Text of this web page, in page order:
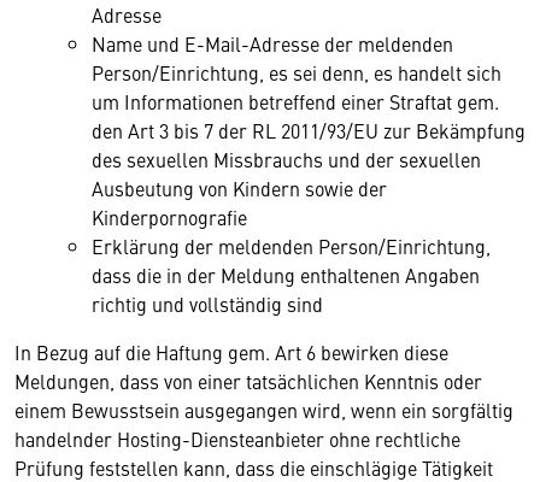
Adresse
Name und E-Mail-Adresse der meldenden
Person/Einrichtung, es sei denn, es handelt sich
um Informationen betreffend einer Straftat gem.
den Art 3 bis 7 der RL 2011/93/EU zur Bekämpfung
des sexuellen Missbrauchs und der sexuellen
Ausbeutung von Kindern sowie der
Kinderpornografie
Erklärung der meldenden Person/Einrichtung,
dass die in der Meldung enthaltenen Angaben
richtig und vollständig sind
In Bezug auf die Haftung gem. Art 6 bewirken diese
Meldungen, dass von einer tatsächlichen Kenntnis oder
einem Bewusstsein ausgegangen wird, wenn ein sorgfältig
handelnder Hosting-Diensteanbieter ohne rechtliche
Prüfung feststellen kann, dass die einschlägige Tätigkeit